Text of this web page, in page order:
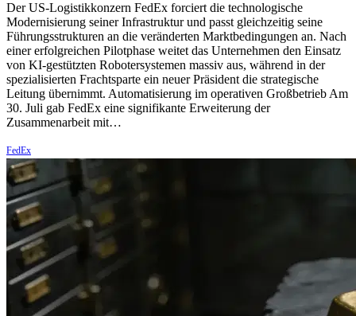
Der US-Logistikkonzern FedEx forciert die technologische
Modernisierung seiner Infrastruktur und passt gleichzeitig seine
Führungsstrukturen an die veränderten Marktbedingungen an. Nach
einer erfolgreichen Pilotphase weitet das Unternehmen den Einsatz
von KI-gestützten Robotersystemen massiv aus, während in der
spezialisierten Frachtsparte ein neuer Präsident die strategische
Leitung übernimmt. Automatisierung im operativen Großbetrieb Am
30. Juli gab FedEx eine signifikante Erweiterung der
Zusammenarbeit mit…
FedEx